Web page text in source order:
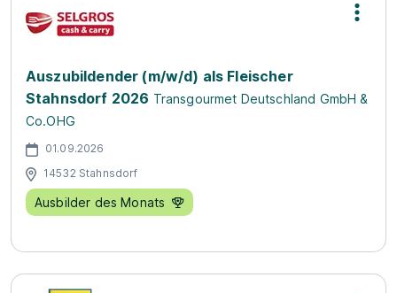
Auszubildender (m/w/d) als Fleischer
Stahnsdorf 2026 Transgourmet Deutschland GmbH &
Co.OHG
01.09.2026
14532 Stahnsdorf
Ausbilder des Monats